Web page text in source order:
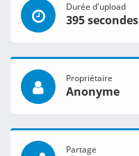
Durée d'upload
395 secondes
Propriétaire
Anonyme
Partage